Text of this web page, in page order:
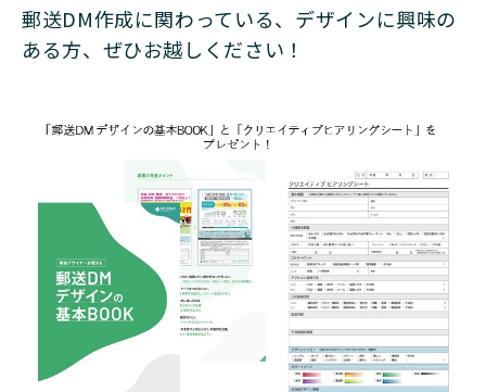
郵送DM作成に関わっている、デザインに興味の
ある方、ぜひお越しください！